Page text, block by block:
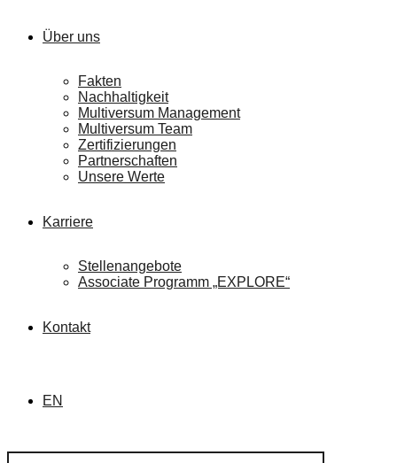
Über uns
Fakten
Nachhaltigkeit
Multiversum Management
Multiversum Team
Zertifizierungen
Partnerschaften
Unsere Werte
Karriere
Stellenangebote
Associate Programm „EXPLORE“
Kontakt
EN